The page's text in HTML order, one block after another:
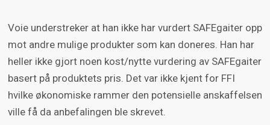
Voie understreker at han ikke har vurdert SAFEgaiter opp
mot andre mulige produkter som kan doneres. Han har
heller ikke gjort noen kost/nytte vurdering av SAFEgaiter
basert på produktets pris. Det var ikke kjent for FFI
hvilke økonomiske rammer den potensielle anskaffelsen
ville få da anbefalingen ble skrevet.